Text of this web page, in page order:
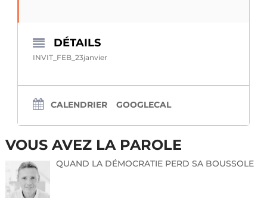
DÉTAILS
INVIT_FEB_23janvier
CALENDRIER GOOGLECAL
VOUS AVEZ LA PAROLE
QUAND LA DÉMOCRATIE PERD SA BOUSSOLE